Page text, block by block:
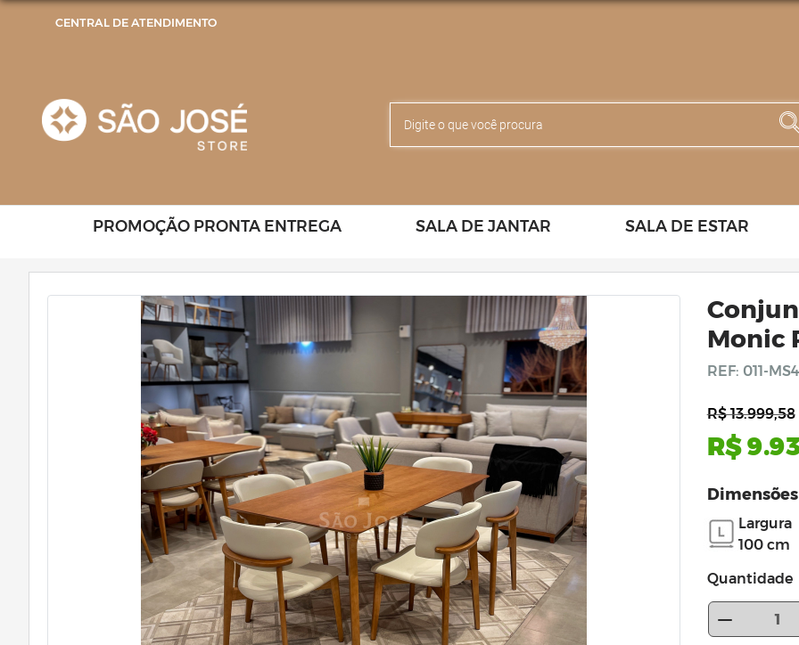
CENTRAL DE ATENDIMENTO
PROMOÇÃO PRONTA ENTREGA SALA DE JANTAR SALA DE ESTAR
Monic
REF: 011-
R$ 13.999,58
R$
Dimensões
Largura
100 cm
Quantidade